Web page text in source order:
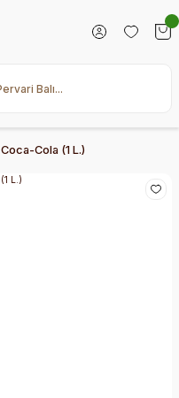
Coca-Cola (1 L.)